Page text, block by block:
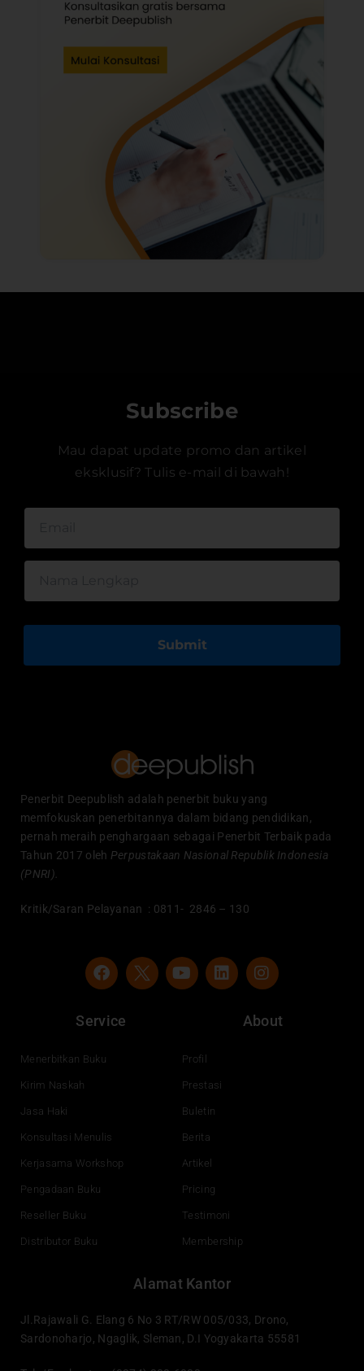
Subscribe
Mau dapat update promo dan artikel
eksklusif? Tulis e-mail di bawah!
Submit
Penerbit Deepublish adalah penerbit buku yang
memfokuskan penerbitannya dalam bidang pendidikan,
pernah meraih penghargaan sebagai Penerbit Terbaik pada
Tahun 2017 oleh Perpustakaan Nasional Republik Indonesia
(PNRI).
Kritik/Saran Pelayanan : 0811- 2846 – 130
F
a
e
b
o
Y
o
e
L
i
n
I
n
a
Service
Menerbitkan Buku
Kirim Naskah
Jasa Haki
Konsultasi Menulis
Kerjasama Workshop
Pengadaan Buku
Reseller Buku
Distributor Buku
About
Profil
Prestasi
Buletin
Berita
Artikel
Pricing
Testimoni
Membership
Alamat Kantor
Jl.Rajawali G. Elang 6 No 3 RT/RW 005/033, Drono,
Sardonoharjo, Ngaglik, Sleman, D.I Yogyakarta 55581